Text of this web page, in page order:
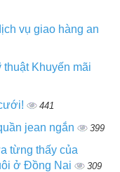
vụ giao hàng an
Khuyến mãi
441
jean ngắn 399
từng thấy của
ở Đồng Nai
309